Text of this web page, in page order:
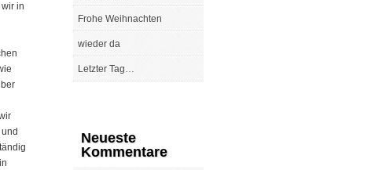
in
Frohe Weihnachten
wieder da
Letzter Tag…
Neueste
Kommentare